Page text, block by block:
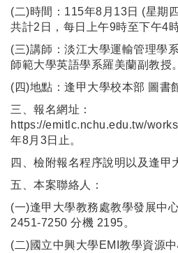
(二)時間：115年8月13日 (星期
共計2日，每日上午9時至下午4時
(三)講師：淡江大學運輸管理學
師範大學英語學系羅美蘭副教授。
(四)地點：逢甲大學校本部 圖書
三、報名網址：
https://emitlc.nchu.edu.tw/
年8月3日止。
四、檢附報名程序說明以及逢甲
五、本案聯絡人：
(一)逢甲大學教務處教學發展中
2451-7250 分機 2195。
(二)國立中興大學EMI教學資源